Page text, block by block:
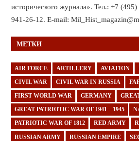
исторического журнала». Тел.: +7
941-26-12. E-mail:
МЕТКИ
AIR FORCE ARTILLERY AVIATION
CIVIL WAR CIVIL WAR IN RUSSIA
FIRST WORLD WAR GERMANY
GREAT PATRIOTIC WAR OF 1941—1945
PATRIOTIC WAR OF 1812 RED ARMY
RUSSIAN ARMY RUSSIAN EMPIRE